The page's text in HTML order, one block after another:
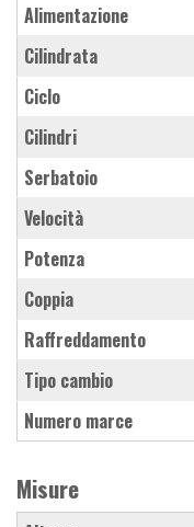
Alimentazione
Cilindrata
Ciclo
Cilindri
Serbatoio
Velocità
Potenza
Coppia
Raffreddamento
Tipo cambio
Numero marce
Misure